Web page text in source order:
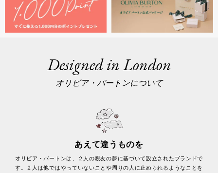
Designed in London
オリビア・バートンについて
あえて違うものを
オリビア・バートンは、２人の親友の夢に基づいて設立されたブランドで
す。２人は他ではやっていないことや周りの人に止められるようなことを